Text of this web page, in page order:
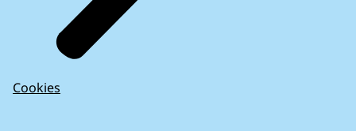
Cookies